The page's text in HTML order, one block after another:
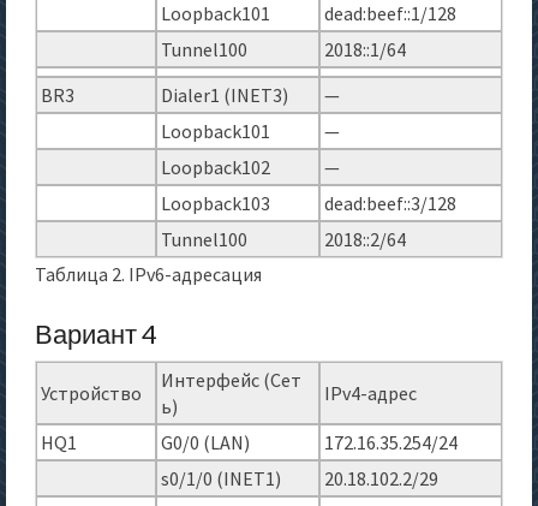
Loopback101
dead:beef::1/128
Tunnel100
2018::1/64
BR3
Dialer1 (INET3)
—
Loopback101
—
Loopback102
—
Loopback103
dead:beef::3/128
Tunnel100
2018::2/64
Таблица 2. IPv6-адресация
Вариант 4
Устройство
Интерфейс (Сет
ь)
IPv4-адрес
HQ1 G0/0 (LAN)
172.16.35.254/24
s0/1/0 (INET1)
20.18.102.2/29